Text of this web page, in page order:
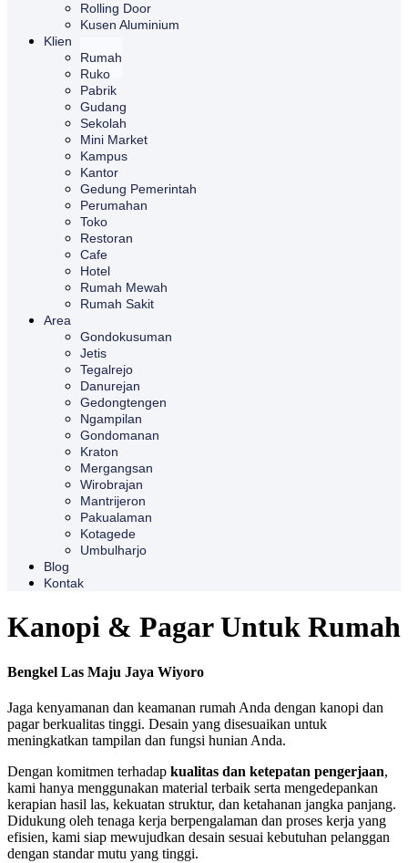
Rolling Door
Kusen Aluminium
Klien
Rumah
Ruko
Pabrik
Gudang
Sekolah
Mini Market
Kampus
Kantor
Gedung Pemerintah
Perumahan
Toko
Restoran
Cafe
Hotel
Rumah Mewah
Rumah Sakit
Area
Gondokusuman
Jetis
Tegalrejo
Danurejan
Gedongtengen
Ngampilan
Gondomanan
Kraton
Mergangsan
Wirobrajan
Mantrijeron
Pakualaman
Kotagede
Umbulharjo
Blog
Kontak
Kanopi & Pagar Untuk Rumah
Bengkel Las Maju Jaya Wiyoro
Jaga kenyamanan dan keamanan rumah Anda dengan kanopi dan
pagar berkualitas tinggi. Desain yang disesuaikan untuk
meningkatkan tampilan dan fungsi hunian Anda.
Dengan komitmen terhadap kualitas dan ketepatan pengerjaan,
kami hanya menggunakan material terbaik serta mengedepankan
kerapian hasil las, kekuatan struktur, dan ketahanan jangka panjang.
Didukung oleh tenaga kerja berpengalaman dan proses kerja yang
efisien, kami siap mewujudkan desain sesuai kebutuhan pelanggan
dengan standar mutu yang tinggi.